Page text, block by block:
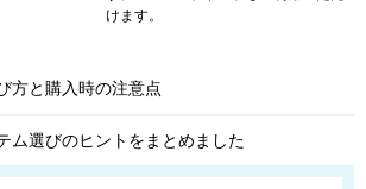
けます。
方と購入時の注意点
ム選びのヒントをまとめました